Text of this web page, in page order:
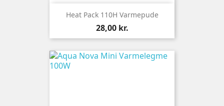
Heat Pack 110H Varmepude
Pris
28,00 kr.